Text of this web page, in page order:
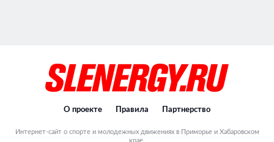
О проекте Правила Партнерство
Интернет-сайт о спорте и молодежных движениях в Приморье и Хабаровском